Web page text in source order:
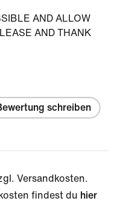
AND ALLOW
AND THANK
schreiben
Versandkosten.
findest du hier